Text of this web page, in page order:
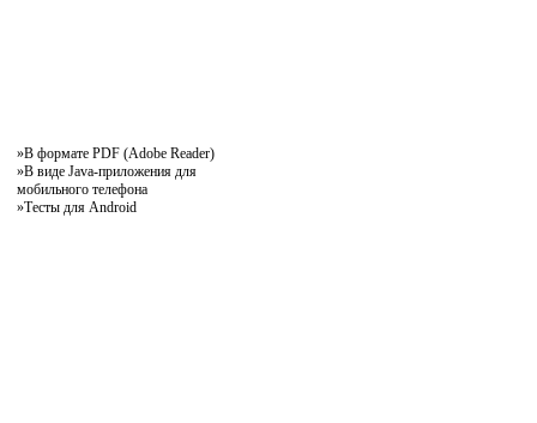
»В формате PDF (Adobe Reader)
»В виде Java-приложения для
мобильного телефона
»Тесты для Android